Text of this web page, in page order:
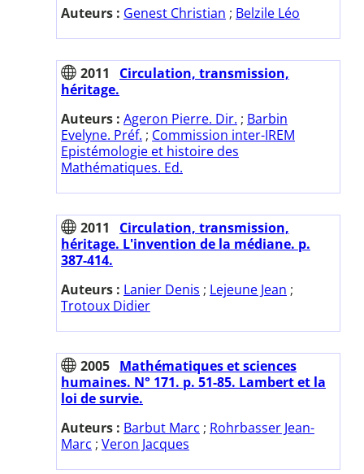
Auteurs : Genest Christian ; Belzile Léo
2011
Circulation, transmission,
héritage.
Auteurs : Ageron Pierre. Dir. ; Barbin
Evelyne. Préf. ; Commission inter-IREM
Epistémologie et histoire des
Mathématiques. Ed.
2011
Circulation, transmission,
héritage. L'invention de la médiane. p.
387-414.
Auteurs : Lanier Denis ; Lejeune Jean ;
Trotoux Didier
2005 Mathématiques et sciences
humaines. N° 171. p. 51-85. Lambert et la
loi de survie.
Auteurs : Barbut Marc ; Rohrbasser Jean-
Marc ; Veron Jacques